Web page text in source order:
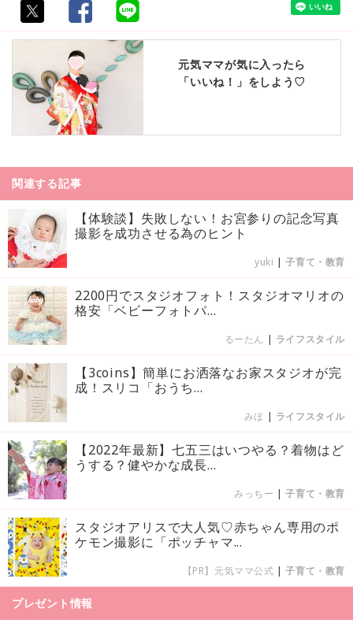
元気ママが気に入ったら
「いいね！」をしよう♡
関連する記事
【体験談】失敗しない！お宮参りの記念写真
撮影を成功させる為のヒント
yuki |子育て・教育
2200円でスタジオフォト！スタジオマリオの
格安「ベビーフォトパ...
るーたん | ライフスタイル
【3coins】簡単にお洒落なお家スタジオが完
成！スリコ「おうち...
みほ | ライフスタイル
【2022年最新】七五三はいつやる？着物はど
うする？健やかな成長...
みっちー |子育て・教育
スタジオアリスで大人気♡赤ちゃん専用のポ
ケモン撮影に「ポッチャマ...
【PR】元気ママ公式 |子育て・教育
プレゼント情報